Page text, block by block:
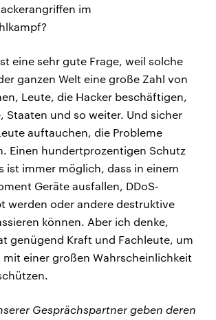
im
eine sehr gute Frage, weil solche
ganzen Welt eine große Zahl von
Leute, die Hacker beschäftigen,
Staaten und so weiter. Und sicher
auftauchen, die Probleme
Einen hundertprozentigen Schutz
ist immer möglich, dass in einem
Geräte ausfallen, DDoS-
werden oder andere destruktive
können. Aber ich denke,
genügend Kraft und Fachleute, um
einer großen Wahrscheinlichkeit
Gesprächspartner geben deren